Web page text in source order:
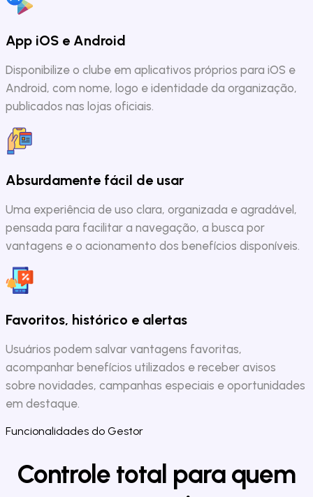
App iOS e Android
Disponibilize o clube em aplicativos próprios para iOS e
Android, com nome, logo e identidade da organização,
publicados nas lojas oficiais.
Absurdamente fácil de usar
Uma experiência de uso clara, organizada e agradável,
pensada para facilitar a navegação, a busca por
vantagens e o acionamento dos benefícios disponíveis.
Favoritos, histórico e alertas
Usuários podem salvar vantagens favoritas,
acompanhar benefícios utilizados e receber avisos
sobre novidades, campanhas especiais e oportunidades
em destaque.
Funcionalidades do Gestor
Controle total para quem